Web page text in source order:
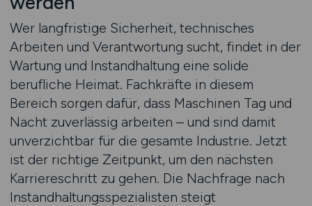
Wer langfristige Sicherheit, technisches
Arbeiten und Verantwortung sucht, findet in der
Wartung und Instandhaltung eine solide
berufliche Heimat. Fachkräfte in diesem
Bereich sorgen dafür, dass Maschinen Tag und
Nacht zuverlässig arbeiten – und sind damit
unverzichtbar für die gesamte Industrie. Jetzt
ist der richtige Zeitpunkt, um den nächsten
Karriereschritt zu gehen. Die Nachfrage nach
Instandhaltungsspezialisten steigt